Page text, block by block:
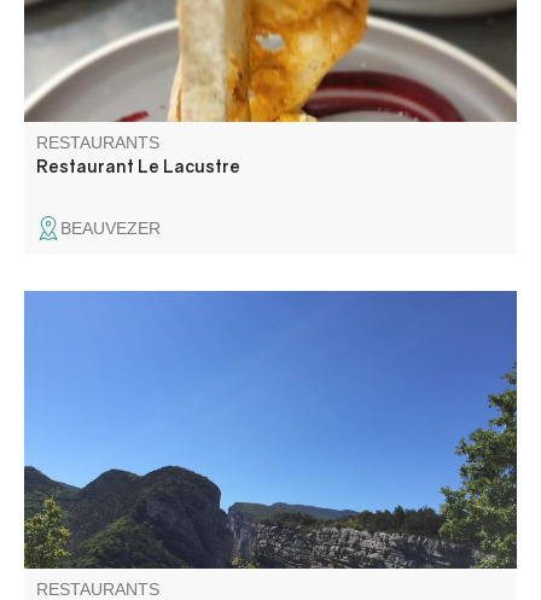
RESTAURANTS
Restaurant Le Lacustre
BEAUVEZER
RESTAURANTS